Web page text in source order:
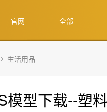
官网 全部
生活用品
模型下载--塑